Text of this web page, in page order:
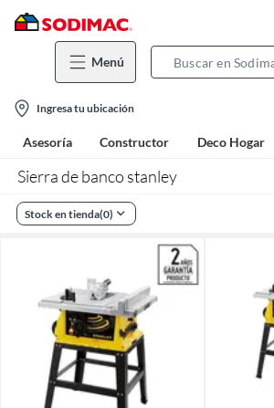
Menú
location-
icon
Ingresa tu ubicación
Asesoría Constructor Deco Hogar
Sierra de banco stanley
Stock en tienda(0)